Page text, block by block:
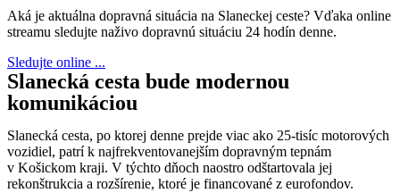
Aká je aktuálna dopravná situácia na Slaneckej ceste? Vďaka online
streamu sledujte naživo dopravnú situáciu 24 hodín denne.
Sledujte online ...
Slanecká cesta bude modernou
komunikáciou
Slanecká cesta, po ktorej denne prejde viac ako 25-tisíc motorových
vozidiel, patrí k najfrekventovanejším dopravným tepnám
v Košickom kraji. V týchto dňoch naostro odštartovala jej
rekonštrukcia a rozšírenie, ktoré je financované z eurofondov.